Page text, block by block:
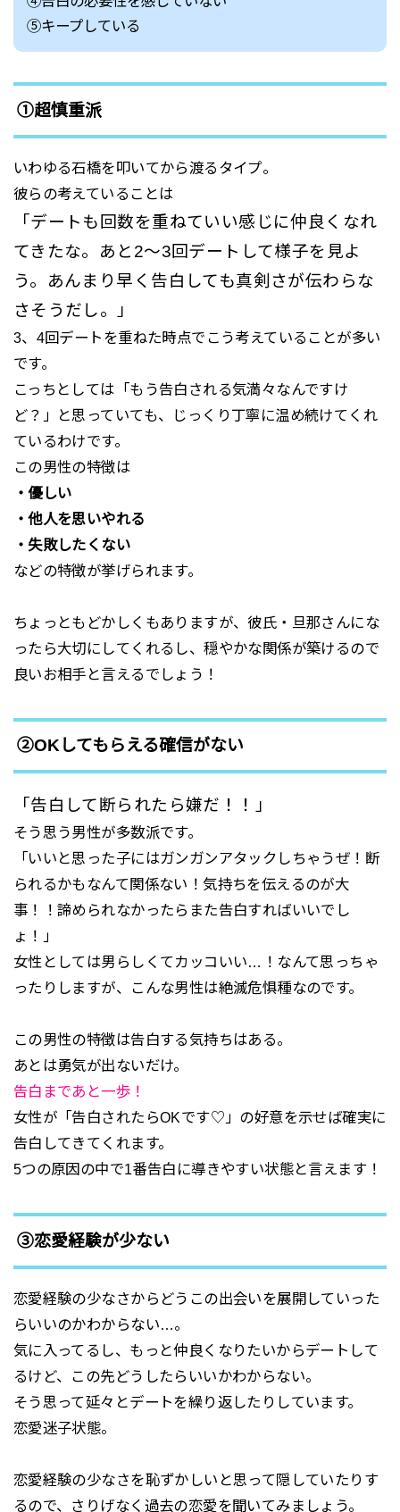
⑤キープしている
①超慎重派
いわゆる石橋を叩いてから渡るタイプ。
彼らの考えていることは
「デートも回数を重ねていい感じに仲良くなれ
てきたな。あと2～3回デートして様子を見よ
う。あんまり早く告白しても真剣さが伝わらな
さそうだし。」
3、4回デートを重ねた時点でこう考えていることが多い
です。
こっちとしては「もう告白される気満々なんですけ
ど？」と思っていても、じっくり丁寧に温め続けてくれ
ているわけです。
この男性の特徴は
・優しい
・他人を思いやれる
・失敗したくない
などの特徴が挙げられます。
ちょっともどかしくもありますが、彼氏・旦那さんにな
ったら大切にしてくれるし、穏やかな関係が築けるので
良いお相手と言えるでしょう！
②OKしてもらえる確信がない
「告白して断られたら嫌だ！！」
そう思う男性が多数派です。
「いいと思った子にはガンガンアタックしちゃうぜ！断
られるかもなんて関係ない！気持ちを伝えるのが大
事！！諦められなかったらまた告白すればいいでし
ょ！」
女性としては男らしくてカッコいい…！なんて思っちゃ
ったりしますが、こんな男性は絶滅危惧種なのです。
この男性の特徴は告白する気持ちはある。
あとは勇気が出ないだけ。
告白まであと一歩！
女性が「告白されたらOKです♡」の好意を示せば確実に
告白してきてくれます。
5つの原因の中で1番告白に導きやすい状態と言えます！
③恋愛経験が少ない
恋愛経験の少なさからどうこの出会いを展開していった
らいいのかわからない…。
気に入ってるし、もっと仲良くなりたいからデートして
るけど、この先どうしたらいいかわからない。
そう思って延々とデートを繰り返したりしています。
恋愛迷子状態。
恋愛経験の少なさを恥ずかしいと思って隠していたりす
るので、さりげなく過去の恋愛を聞いてみましょう。